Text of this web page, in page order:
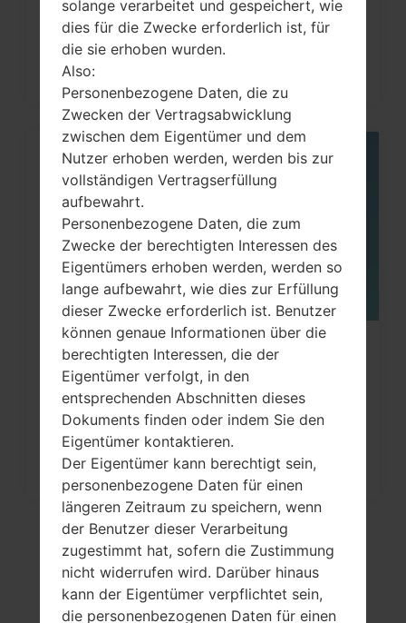
auf...
Wie kann man die
Werkseinstellungen durch Menü
auf...
solange verarbeitet und gespeichert, wie
dies für die Zwecke erforderlich ist, für
die sie erhoben wurden.
Also:
Personenbezogene Daten, die zu
Zwecken der Vertragsabwicklung
zwischen dem Eigentümer und dem
Nutzer erhoben werden, werden bis zur
vollständigen Vertragserfüllung
aufbewahrt.
Personenbezogene Daten, die zum
Zwecke der berechtigten Interessen des
Eigentümers erhoben werden, werden so
lange aufbewahrt, wie dies zur Erfüllung
dieser Zwecke erforderlich ist. Benutzer
können genaue Informationen über die
berechtigten Interessen, die der
Eigentümer verfolgt, in den
entsprechenden Abschnitten dieses
Dokuments finden oder indem Sie den
Eigentümer kontaktieren.
Der Eigentümer kann berechtigt sein,
personenbezogene Daten für einen
längeren Zeitraum zu speichern, wenn
der Benutzer dieser Verarbeitung
zugestimmt hat, sofern die Zustimmung
nicht widerrufen wird. Darüber hinaus
kann der Eigentümer verpflichtet sein,
die personenbezogenen Daten für einen